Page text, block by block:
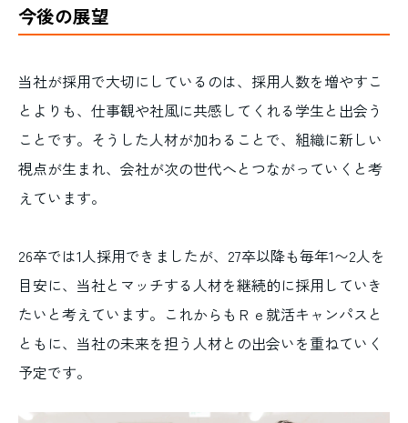
今後の展望
当社が採用で大切にしているのは、採用人数を増やすこ
とよりも、仕事観や社風に共感してくれる学生と出会う
ことです。そうした人材が加わることで、組織に新しい
視点が生まれ、会社が次の世代へとつながっていくと考
えています。
26卒では1人採用できましたが、27卒以降も毎年1〜2人を
目安に、当社とマッチする人材を継続的に採用していき
たいと考えています。これからもＲｅ就活キャンパスと
ともに、当社の未来を担う人材との出会いを重ねていく
予定です。